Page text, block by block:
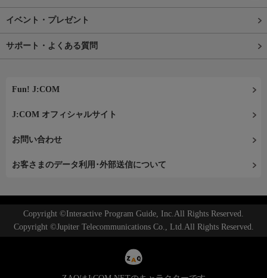
イベント・プレゼント
サポート・よくある質問
Fun! J:COM
J:COM オフィシャルサイト
お問い合わせ
お客さまのデータ利用･外部送信について
Copyright ©Interactive Program Guide, Inc.All Rights Reserved.
Copyright ©Jupiter Telecommunications Co., Ltd.All Rights Reserved.